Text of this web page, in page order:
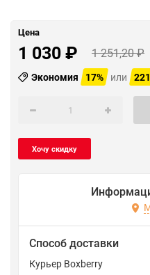
Цена
1 030₽ 1 251,20₽
Экономия 17% или
Способ доставки
Курьер Boxberry